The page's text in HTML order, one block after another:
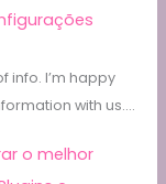
info. I’m happy
with us.…
o melhor